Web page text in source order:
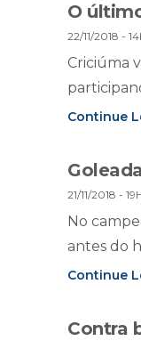
O
22/11/2018 -
Criciúma
Continue
21/11/2018 -
No
antes do
Continue
Contra